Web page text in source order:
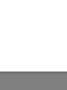
sukňu. Stabilná